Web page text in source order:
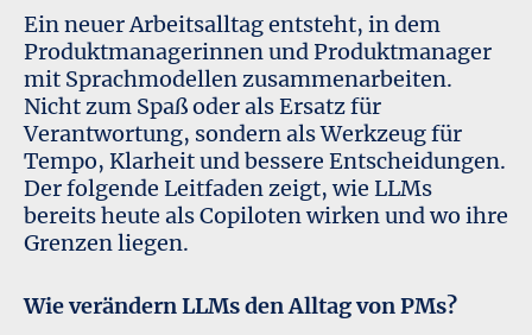
Ein neuer Arbeitsalltag entsteht, in dem
Produktmanagerinnen und Produktmanager
mit Sprachmodellen zusammenarbeiten.
Nicht zum Spaß oder als Ersatz für
Verantwortung, sondern als Werkzeug für
Tempo, Klarheit und bessere Entscheidungen.
Der folgende Leitfaden zeigt, wie LLMs
bereits heute als Copiloten wirken und wo ihre
Grenzen liegen.
Wie verändern LLMs den Alltag von PMs?